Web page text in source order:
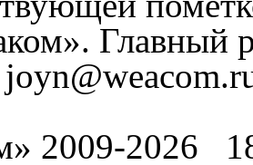
Главный
2009-2026